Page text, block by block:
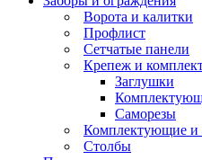
Ворота и калитки
Профлист
Сетчатые панели
Крепеж и
Заглушки
Саморезы
Комплектующие и
Столбы